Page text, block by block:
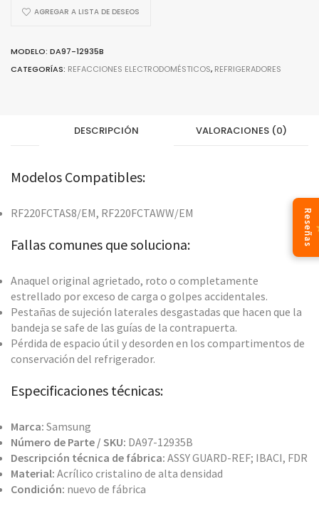
AGREGAR A LISTA DE DESEOS
MODELO: DA97-12935B
CATEGORÍAS: REFACCIONES ELECTRODOMÉSTICOS, REFRIGERADORES
DESCRIPCIÓN VALORACIONES (0)
Modelos Compatibles:
RF220FCTAS8/EM, RF220FCTAWW/EM
Fallas comunes que soluciona:
Anaquel original agrietado, roto o completamente
estrellado por exceso de carga o golpes accidentales.
Pestañas de sujeción laterales desgastadas que hacen que la
bandeja se safe de las guías de la contrapuerta.
Pérdida de espacio útil y desorden en los compartimentos de
conservación del refrigerador.
Especificaciones técnicas:
Marca: Samsung
Número de Parte / SKU: DA97-12935B
Descripción técnica de fábrica: ASSY GUARD-REF; IBACI, FDR
Material: Acrílico cristalino de alta densidad
Condición: nuevo de fábrica
Reseñas